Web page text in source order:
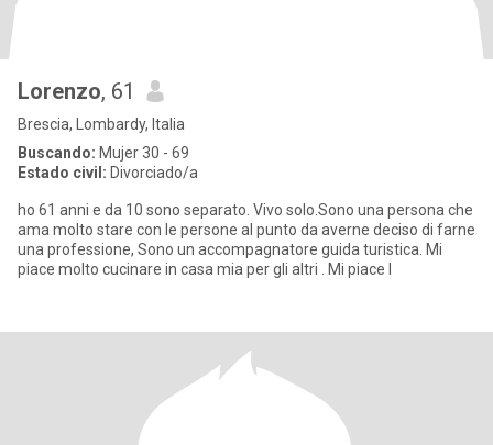
Lorenzo, 61
Brescia, Lombardy, Italia
Buscando: Mujer 30 - 69
Estado civil: Divorciado/a
ho 61 anni e da 10 sono separato. Vivo solo.Sono una persona che
ama molto stare con le persone al punto da averne deciso di farne
una professione, Sono un accompagnatore guida turistica. Mi
piace molto cucinare in casa mia per gli altri . Mi piace l